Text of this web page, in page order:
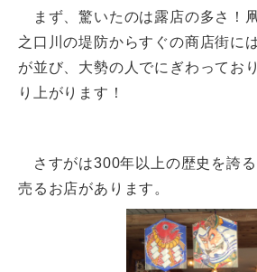
まず、驚いたのは露店の多さ！
之口川の堤防からすぐの商店街に
が並び、大勢の人でにぎわってお
り上がります！
さすがは300年以上の歴史を誇
売るお店があります。